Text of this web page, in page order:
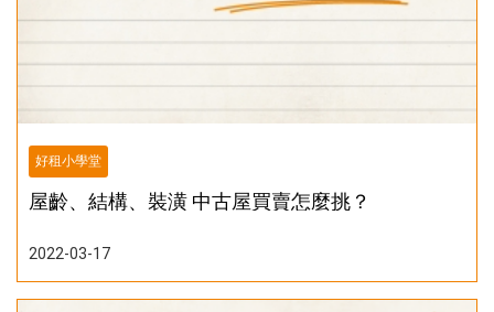
好租小學堂
屋齡、結構、裝潢 中古屋買賣怎麼挑？
2022-03-17